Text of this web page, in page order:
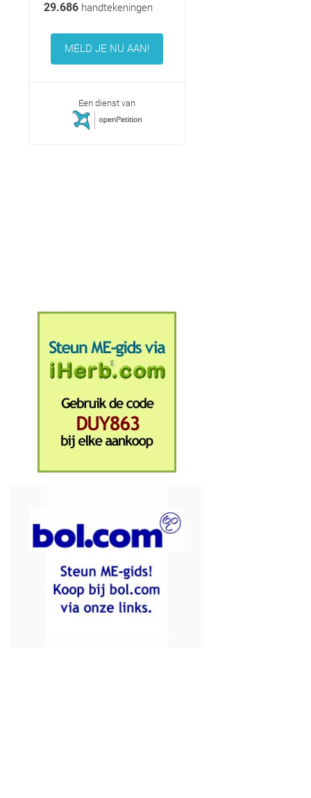
29.686handtekeningen
MELD JE NU AAN!
Een dienst van